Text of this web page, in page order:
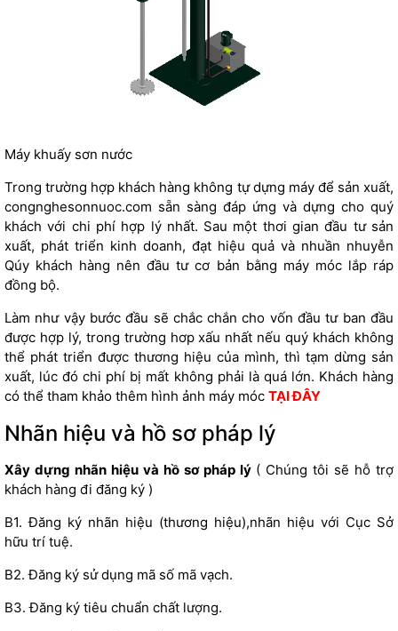
Máy khuấy sơn nước
Trong trường hợp khách hàng không tự dựng máy để sản xuất,
congnghesonnuoc.com sẵn sàng đáp ứng và dựng cho quý
khách với chi phí hợp lý nhất. Sau một thơi gian đầu tư sản
xuất, phát triển kinh doanh, đạt hiệu quả và nhuần nhuyễn
Qúy khách hàng nên đầu tư cơ bản bằng máy móc lắp ráp
đồng bộ.
Làm như vậy bước đầu sẽ chắc chắn cho vốn đầu tư ban đầu
được hợp lý, trong trường hơp xấu nhất nếu quý khách không
thể phát triển được thương hiệu của mình, thì tạm dừng sản
xuất, lúc đó chi phí bị mất không phải là quá lớn. Khách hàng
có thể tham khảo thêm hình ảnh máy móc TẠI ĐÂY
Nhãn hiệu và hồ sơ pháp lý
Xây dựng nhãn hiệu và hồ sơ pháp lý ( Chúng tôi sẽ hỗ trợ
khách hàng đi đăng ký )
B1. Đăng ký nhãn hiệu (thương hiệu),nhãn hiệu với Cục Sở
hữu trí tuệ.
B2. Đăng ký sử dụng mã số mã vạch.
B3. Đăng ký tiêu chuẩn chất lượng.